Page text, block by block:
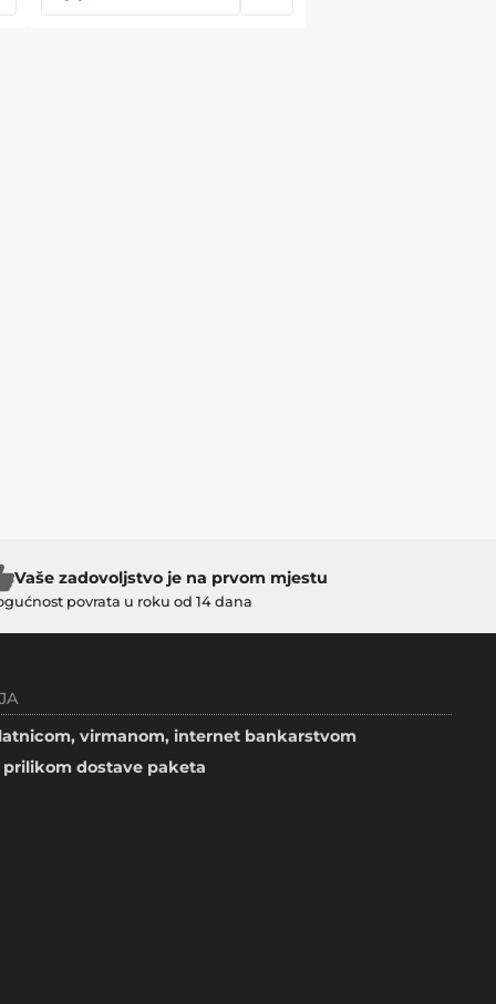
Vaše zadovoljstvo je na prvom mjestu
povrata u roku od 14 dana
virmanom, internet bankarstvom
prilikom dostave paketa